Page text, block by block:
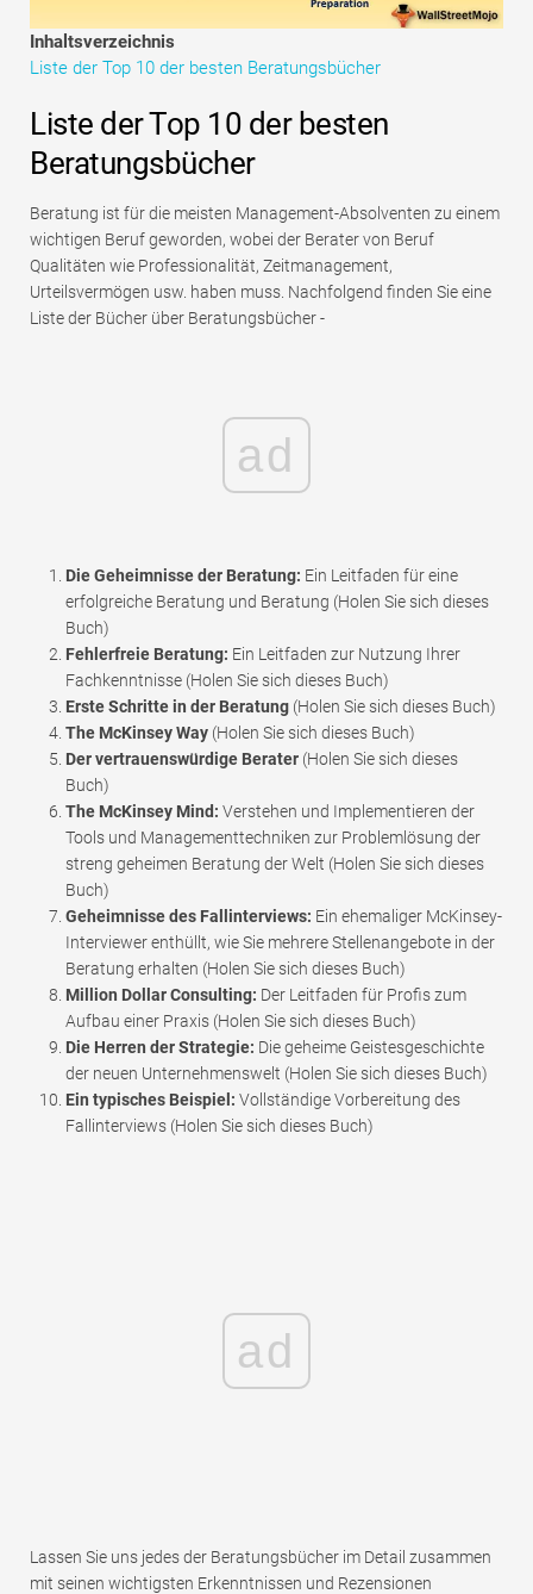
Vollständige Form
Risikomanagement-Tutorials
Inhaltsverzeichnis
Liste der Top 10 der besten Beratungsbücher
Liste der Top 10 der besten
Beratungsbücher
Beratung ist für die meisten Management-Absolventen zu einem
wichtigen Beruf geworden, wobei der Berater von Beruf
Qualitäten wie Professionalität, Zeitmanagement,
Urteilsvermögen usw. haben muss. Nachfolgend finden Sie eine
Liste der Bücher über Beratungsbücher -
ad
Die Geheimnisse der Beratung: Ein Leitfaden für eine
erfolgreiche Beratung und Beratung (Holen Sie sich dieses
Buch)
Fehlerfreie Beratung: Ein Leitfaden zur Nutzung Ihrer
Fachkenntnisse (Holen Sie sich dieses Buch)
Erste Schritte in der Beratung (Holen Sie sich dieses Buch)
The McKinsey Way (Holen Sie sich dieses Buch)
Der vertrauenswürdige Berater (Holen Sie sich dieses
Buch)
The McKinsey Mind: Verstehen und Implementieren der
Tools und Managementtechniken zur Problemlösung der
streng geheimen Beratung der Welt (Holen Sie sich dieses
Buch)
Geheimnisse des Fallinterviews: Ein ehemaliger McKinsey-
Interviewer enthüllt, wie Sie mehrere Stellenangebote in der
Beratung erhalten (Holen Sie sich dieses Buch)
Million Dollar Consulting: Der Leitfaden für Profis zum
Aufbau einer Praxis (Holen Sie sich dieses Buch)
Die Herren der Strategie: Die geheime Geistesgeschichte
der neuen Unternehmenswelt (Holen Sie sich dieses Buch)
Ein typisches Beispiel: Vollständige Vorbereitung des
Fallinterviews (Holen Sie sich dieses Buch)
ad
Lassen Sie uns jedes der Beratungsbücher im Detail zusammen
mit seinen wichtigsten Erkenntnissen und Rezensionen